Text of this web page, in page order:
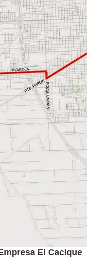
El Cacique